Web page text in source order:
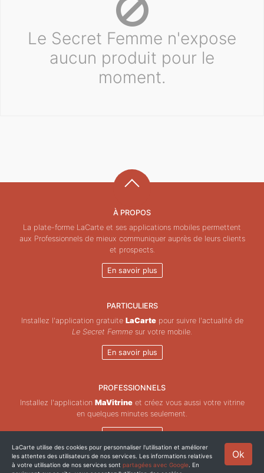
Le Secret Femme n'expose
aucun produit pour le
moment.
À PROPOS
La plate-forme LaCarte et ses applications mobiles permettent
aux Professionnels de mieux communiquer auprès de leurs clients
et prospects.
En savoir plus
PARTICULIERS
Installez l'application gratuite LaCartepour suivre l'actualité de
Le Secret Femme sur votre mobile.
En savoir plus
PROFESSIONNELS
Installez l'application MaVitrineet créez vous aussi votre vitrine
en quelques minutes seulement.
En savoir plus
Copyright © ZeMAP 2026 - Tous droits réservés. Ok
LaCarte utilise des cookies pour personnaliser l'utilisation et améliorer
les attentes des utilisateurs de nos services. Les informations relatives
à votre utilisation de nos services sont partagées avec Google . En